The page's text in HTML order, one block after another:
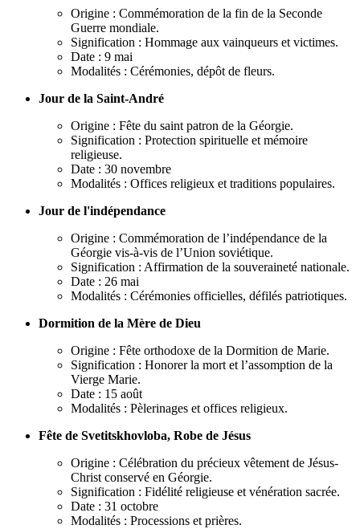
Origine : Commémoration de la fin de la Seconde
Guerre mondiale.
Signification : Hommage aux vainqueurs et victimes.
Date : 9 mai
Modalités : Cérémonies, dépôt de fleurs.
Jour de la Saint-André
Origine : Fête du saint patron de la Géorgie.
Signification : Protection spirituelle et mémoire
religieuse.
Date : 30 novembre
Modalités : Offices religieux et traditions populaires.
Jour de l'indépendance
Origine : Commémoration de l’indépendance de la
Géorgie vis-à-vis de l’Union soviétique.
Signification : Affirmation de la souveraineté nationale.
Date : 26 mai
Modalités : Cérémonies officielles, défilés patriotiques.
Dormition de la Mère de Dieu
Origine : Fête orthodoxe de la Dormition de Marie.
Signification : Honorer la mort et l’assomption de la
Vierge Marie.
Date : 15 août
Modalités : Pèlerinages et offices religieux.
Fête de Svetitskhovloba, Robe de Jésus
Origine : Célébration du précieux vêtement de Jésus-
Christ conservé en Géorgie.
Signification : Fidélité religieuse et vénération sacrée.
Date : 31 octobre
Modalités : Processions et prières.